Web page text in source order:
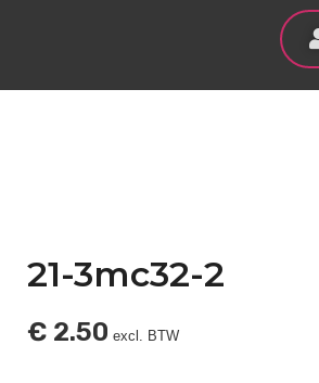
21-3mc32-2
€ 2.50 excl. BTW